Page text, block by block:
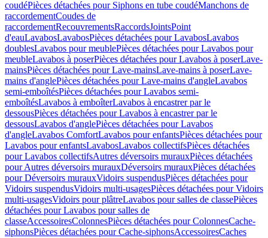
coudéPièces détachées pour Siphons en tube coudéManchons de
raccordementCoudes de
raccordementRecouvrementsRaccordsJointsPoint
d'eauLavabosLavabosPièces détachées pour LavabosLavabos
doublesLavabos pour meublePièces détachées pour Lavabos pour
meubleLavabos à poserPièces détachées pour Lavabos à poserLave-
mainsPièces détachées pour Lave-mainsLave-mains à poserLave-
mains d'anglePièces détachées pour Lave-mains d'angleLavabos
semi-emboîtésPièces détachées pour Lavabos semi-
emboîtésLavabos à emboîterLavabos à encastrer par le
dessousPièces détachées pour Lavabos à encastrer par le
dessousLavabos d'anglePièces détachées pour Lavabos
d'angleLavabos ComfortLavabos pour enfantsPièces détachées pour
Lavabos pour enfantsLavabosLavabos collectifsPièces détachées
pour Lavabos collectifsAutres déversoirs murauxPièces détachées
pour Autres déversoirs murauxDéversoirs murauxPièces détachées
pour Déversoirs murauxVidoirs suspendusPièces détachées pour
Vidoirs suspendusVidoirs multi-usagesPièces détachées pour Vidoirs
multi-usagesVidoirs pour plâtreLavabos pour salles de classePièces
détachées pour Lavabos pour salles de
classeAccessoiresColonnesPièces détachées pour ColonnesCache-
siphonsPièces détachées pour Cache-siphonsAccessoiresCaches